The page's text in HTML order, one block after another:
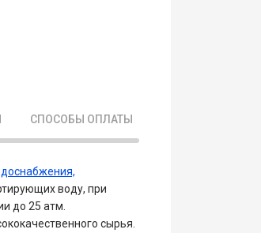
СПОСОБЫ ОПЛАТЫ
воду, при
до 25 атм.
сырья.